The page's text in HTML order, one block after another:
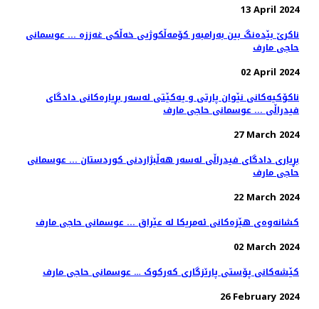
13 April 2024
ناکرێ بێدەنگ بین بەرامبەر کۆمەڵکوژیی خەڵکی غەززە ... عوسمانی
حاجی مارف
02 April 2024
ناکۆکیەکانی نێوان پارتی و یەکێتی لەسەر بڕیارەکانی دادگای
فیدراڵی ... عوسمانی حاجی مارف
27 March 2024
بڕیاری دادگای فیدراڵی لەسەر هەڵبژاردنی کوردستان ... عوسمانی
حاجی مارف
22 March 2024
کشانەوەی هێزەکانی ئەمریکا لە عێراق ... عوسمانی حاجی مارف
02 March 2024
کێشەکانی پۆستی پارێزگاری کەرکوک … عوسمانی حاجی مارف
26 February 2024